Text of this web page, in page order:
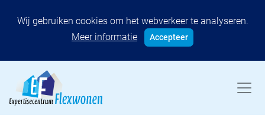
Wij gebruiken cookies om het webverkeer te analyseren.
Meer informatie
Accepteer